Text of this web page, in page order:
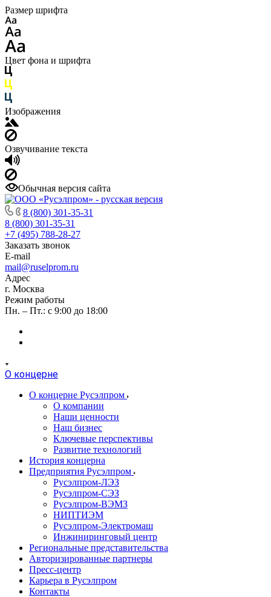
Размер шрифта
Цвет фона и шрифта
Изображения
Озвучивание текста
Обычная версия сайта
8 (800) 301-35-31
8 (800) 301-35-31
+7 (495) 788-28-27
Заказать звонок
E-mail
mail@ruselprom.ru
Адрес
г. Москва
Режим работы
Пн. – Пт.: с 9:00 до 18:00
О концерне
О концерне Русэлпром
О компании
Наши ценности
Наш бизнес
Ключевые перспективы
Развитие технологий
История концерна
Предприятия Русэлпром
Русэлпром-ЛЭЗ
Русэлпром-СЭЗ
Русэлпром-ВЭМЗ
НИПТИЭМ
Русэлпром-Электромаш
Инжиниринговый центр
Региональные представительства
Авторизированные партнеры
Пресс-центр
Карьера в Русэлпром
Контакты